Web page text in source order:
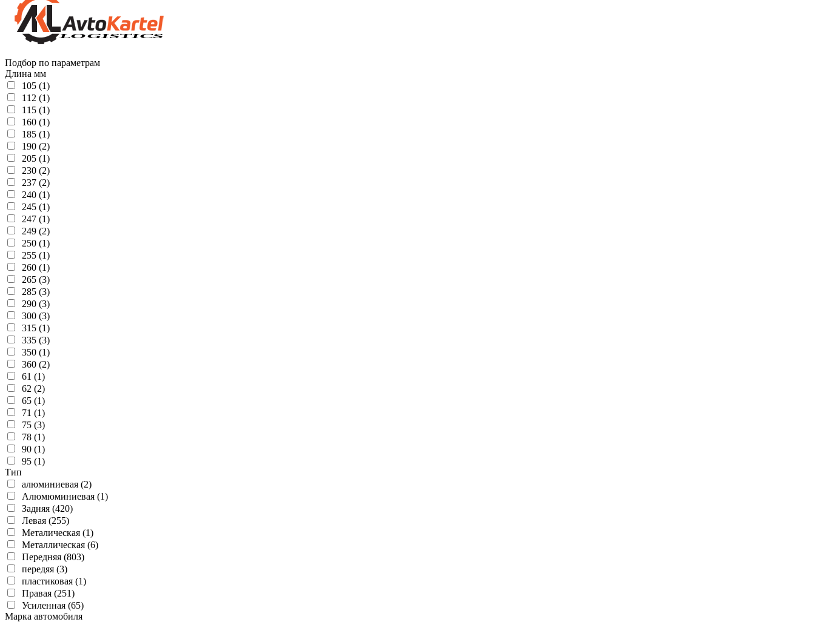
Подбор по параметрам
Длина мм
105 (1)
112 (1)
115 (1)
160 (1)
185 (1)
190 (2)
205 (1)
230 (2)
237 (2)
240 (1)
245 (1)
247 (1)
249 (2)
250 (1)
255 (1)
260 (1)
265 (3)
285 (3)
290 (3)
300 (3)
315 (1)
335 (3)
350 (1)
360 (2)
61 (1)
62 (2)
65 (1)
71 (1)
75 (3)
78 (1)
90 (1)
95 (1)
Тип
алюминиевая (2)
Алюмюминиевая (1)
Задняя (420)
Левая (255)
Металическая (1)
Металлическая (6)
Передняя (803)
передяя (3)
пластиковая (1)
Правая (251)
Усиленная (65)
Марка автомобиля